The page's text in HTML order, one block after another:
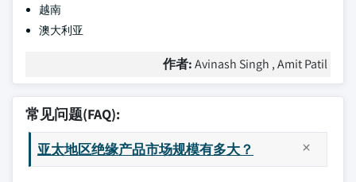
越南
澳大利亚
作者:Avinash Singh , Amit Patil
常见问题(FAQ):
亚太地区绝缘产品市场规模有多大？